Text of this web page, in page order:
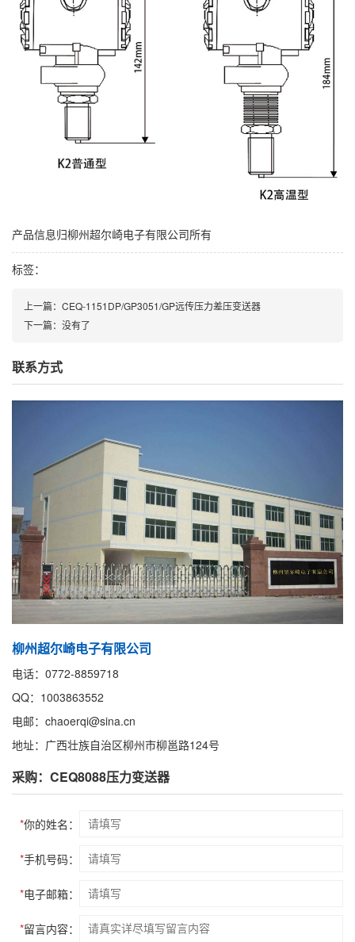
产品信息归柳州超尔崎电子有限公司所有
标签：
上一篇： CEQ-1151DP/GP3051/GP远传压力差压变送器
下一篇： 没有了
联系方式
柳州超尔崎电子有限公司
电话：0772-8859718
QQ：1003863552
电邮：chaoerqi@sina.cn
地址：广西壮族自治区柳州市柳邕路124号
采购：CEQ8088压力变送器
*你的姓名：
*手机号码：
*电子邮箱：
*留言内容：